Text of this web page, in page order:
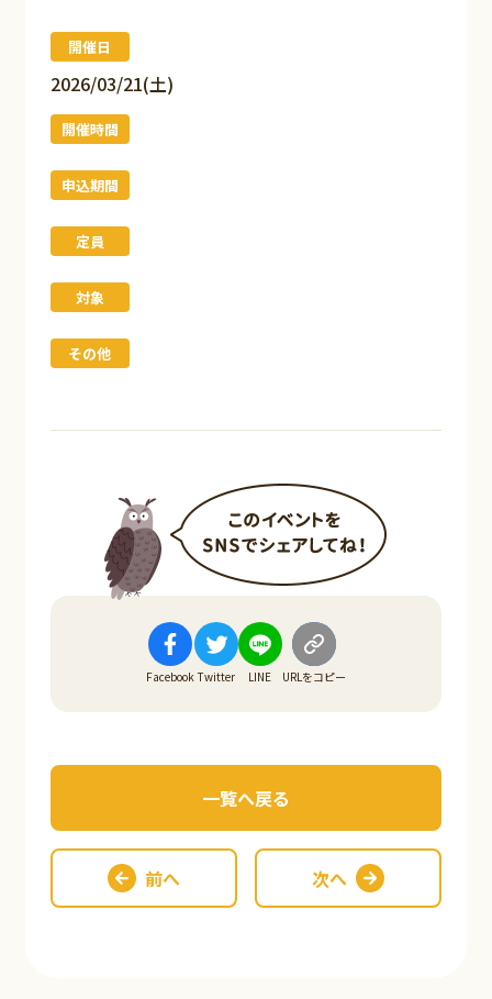
開催日
2026/03/21(土)
開催時間
申込期間
定員
対象
その他
Facebook Twitter LINE URLをコピー
前へ
一覧へ戻る
次へ